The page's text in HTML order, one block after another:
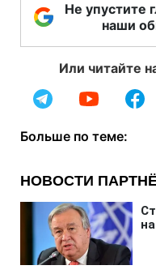
Не упустите
наши
Или читайте
Больше по теме: